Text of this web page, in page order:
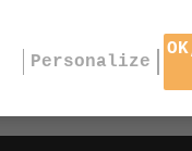
client
et de 14h à 17h
Personalize